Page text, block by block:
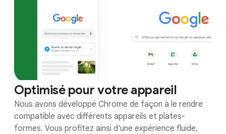
Optimisé pour votre appareil
Nous avons développé Chrome de façon à le rendre
compatible avec différents appareils et plates-
formes. Vous profitez ainsi d'une expérience fluide,